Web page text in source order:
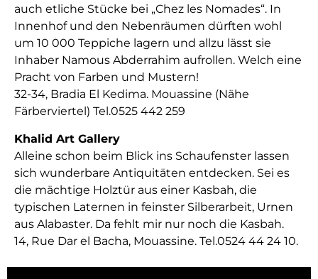
auch etliche Stücke bei „Chez les Nomades“. In
Innenhof und den Nebenräumen dürften wohl
um 10 000 Teppiche lagern und allzu lässt sie
Inhaber Namous Abderrahim aufrollen. Welch eine
Pracht von Farben und Mustern!
32-34, Bradia El Kedima. Mouassine (Nähe
Färberviertel) Tel.0525 442 259
Khalid Art Gallery
Alleine schon beim Blick ins Schaufenster lassen
sich wunderbare Antiquitäten entdecken. Sei es
die mächtige Holztür aus einer Kasbah, die
typischen Laternen in feinster Silberarbeit, Urnen
aus Alabaster. Da fehlt mir nur noch die Kasbah.
14, Rue Dar el Bacha, Mouassine. Tel.0524 44 24 10.